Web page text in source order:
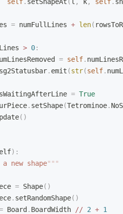
= numFullLines + len(
> 0:
= self.
. emit (str(self.
= True
. setShape(Tetrominoe.
()
):
new shape"""
= Shape()
. setRandomShape()
Board . BoardWidth // 2 + 1